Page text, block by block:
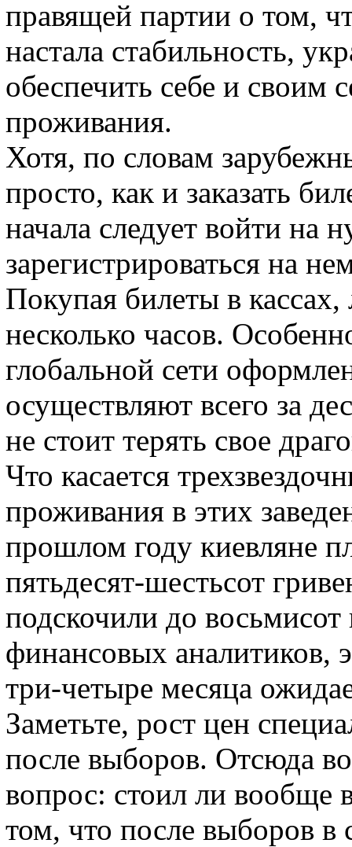
правящей партии о том,
настала стабильность,
обеспечить себе и своим
проживания.
Хотя, по словам
просто, как и заказать
начала следует войти на
зарегистрироваться на
Покупая билеты в
несколько часов.
глобальной сети
осуществляют всего за
не стоит терять свое
Что касается
проживания в этих
прошлом году киевляне
пятьдесят-шестьсот
подскочили до
финансовых аналитиков,
три-четыре месяца
Заметьте, рост цен
после выборов. Отсюда
вопрос: стоил ли вообще
том, что после выборов в